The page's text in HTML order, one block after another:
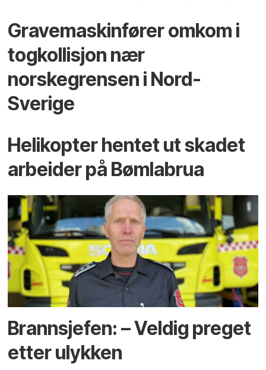
Gravemaskinfører omkom i
togkollisjon nær
norskegrensen i Nord-
Sverige
Helikopter hentet ut skadet
arbeider på Bømlabrua
Brannsjefen: – Veldig preget
etter ulykken